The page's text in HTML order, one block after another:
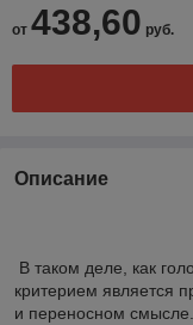
от 438,60 руб.
Описание
В таком деле, как
критерием является
и переносном